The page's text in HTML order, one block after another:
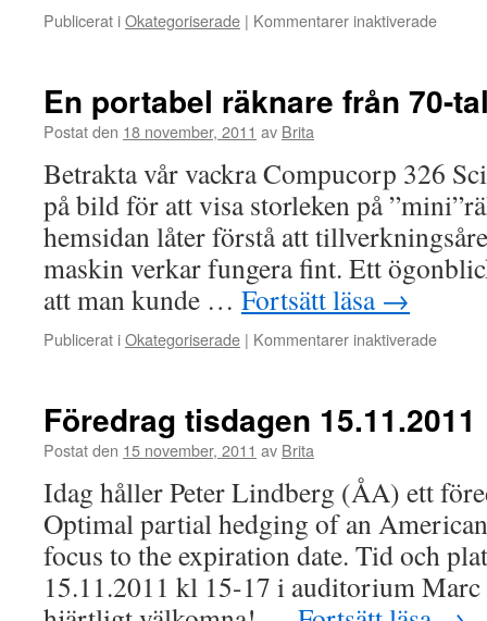
Publicerat iOkategoriserade | Kommentarer inaktiveradeför
En portabel räknare från 70-
Postat den 18 november, 2011 av Brita
Betrakta vår vackra Compucorp 326
på bild för att visa storleken på
hemsidan låter förstå att
maskin verkar fungera fint. Ett
att man kunde … Fortsätt läsa →
Publicerat iOkategoriserade | Kommentarer inaktiveradeför
från
Föredrag tisdagen 15.11.2011
Postat den 15 november, 2011 av Brita
Idag håller Peter Lindberg (ÅA) ett
Optimal partial hedging of an
focus to the expiration date. Tid och
15.11.2011 kl 15-17 i auditorium